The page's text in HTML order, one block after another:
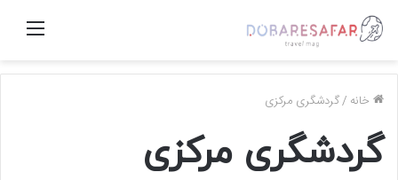
منو
خانه /گردشگری مرکزی
گردشگری مرکزی